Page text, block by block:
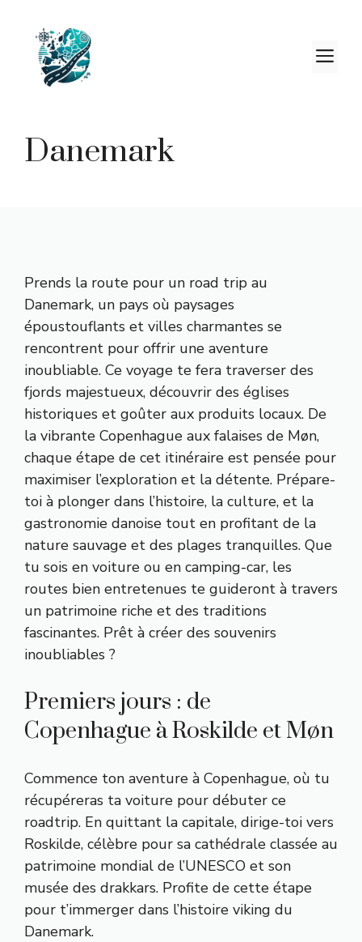
contenu
Danemark
Prends la route pour un road trip au
Danemark, un pays où paysages
époustouflants et villes charmantes se
rencontrent pour offrir une aventure
inoubliable. Ce voyage te fera traverser des
fjords majestueux, découvrir des églises
historiques et goûter aux produits locaux. De
la vibrante Copenhague aux falaises de Møn,
chaque étape de cet itinéraire est pensée pour
maximiser l’exploration et la détente. Prépare-
toi à plonger dans l’histoire, la culture, et la
gastronomie danoise tout en profitant de la
nature sauvage et des plages tranquilles. Que
tu sois en voiture ou en camping-car, les
routes bien entretenues te guideront à travers
un patrimoine riche et des traditions
fascinantes. Prêt à créer des souvenirs
inoubliables ?
Premiers jours : de
Copenhague à Roskilde et Møn
Commence ton aventure à Copenhague, où tu
récupéreras ta voiture pour débuter ce
roadtrip. En quittant la capitale, dirige-toi vers
Roskilde, célèbre pour sa cathédrale classée au
patrimoine mondial de l’UNESCO et son
musée des drakkars. Profite de cette étape
pour t’immerger dans l’histoire viking du
Danemark.